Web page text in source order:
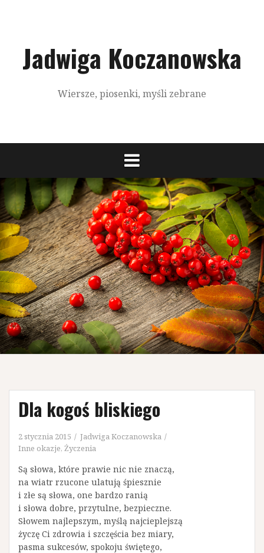
Jadwiga Koczanowska
Wiersze, piosenki, myśli zebrane
Dla kogoś bliskiego
2 stycznia 2015
Jadwiga Koczanowska
Inne okazje, Życzenia
Są słowa, które prawie nic nie znaczą,
na wiatr rzucone ulatują śpiesznie
i złe są słowa, one bardzo ranią
i słowa dobre, przytulne, bezpieczne.
Słowem najlepszym, myślą najcieplejszą
życzę Ci zdrowia i szczęścia bez miary,
pasma sukcesów, spokoju świętego,